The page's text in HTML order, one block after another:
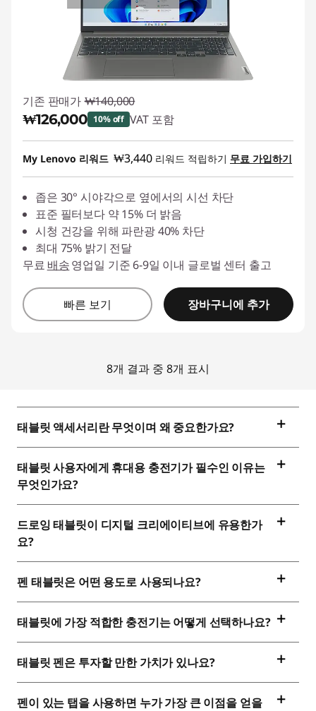
기존 판매가 ₩140,000
₩126,000 10% off VAT 포함
즉시 할인: :-₩14,000
My Lenovo 리워드 ₩3,440 리워드 적립하기 무료 가입하기
좁은 30° 시야각으로 옆에서의 시선 차단
표준 필터보다 약 15% 더 밝음
시청 건강을 위해 파란광 40% 차단
최대 75% 밝기 전달
무료 배송영업일 기준 6-9일 이내 글로벌 센터 출고
빠른 보기 장바구니에 추가
8개 결과 중 8개 표시
태블릿 액세서리란 무엇이며 왜 중요한가요?
태블릿 사용자에게 휴대용 충전기가 필수인 이유는
무엇인가요?
드로잉 태블릿이 디지털 크리에이티브에 유용한가
요?
펜 태블릿은 어떤 용도로 사용되나요?
태블릿에 가장 적합한 충전기는 어떻게 선택하나요?
태블릿 펜은 투자할 만한 가치가 있나요?
펜이 있는 탭을 사용하면 누가 가장 큰 이점을 얻을